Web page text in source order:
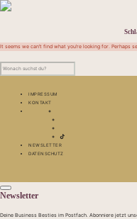
It seems we can’t find what you’re looking for. Perhaps
IMPRESSUM
KONTAKT
NEWSLETTER
DATENSCHUTZ
Newsletter
Deine Business Besties im Postfach. Abonniere jetzt